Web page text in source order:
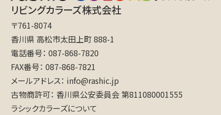
リビングカラーズ株式会社
〒761-8074
香川県 高松市太田上町 888-1
電話番号 087-868-7820
FAX番号 087-868-7821
メールアドレス info@rashic.jp
古物商許可 香川県公安委員会 第811080001555
ラシックカラーズについて